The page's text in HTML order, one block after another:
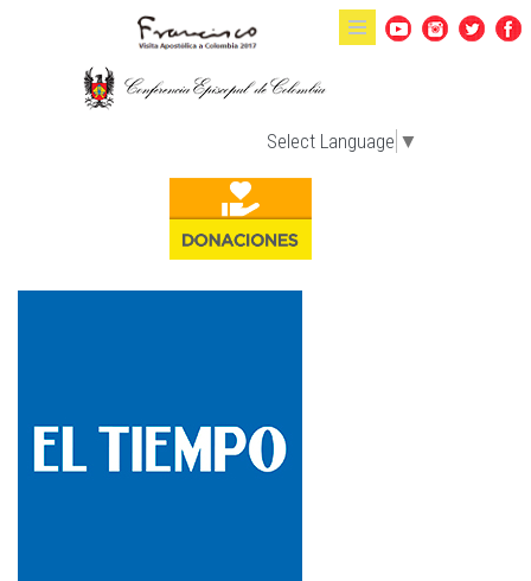
Pasar al contenido principal
Select Language ▼